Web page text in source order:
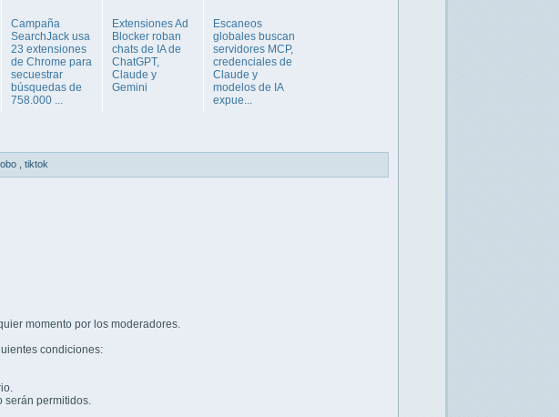
Campaña
SearchJack usa
23 extensiones
de Chrome para
secuestrar
búsquedas de
758.000 ...
Extensiones Ad
Blocker roban
chats de IA de
ChatGPT,
Claude y
Gemini
Escaneos
globales buscan
servidores MCP,
credenciales de
Claude y
modelos de IA
expue...
tiktok
momento por los moderadores.
condiciones:
serán permitidos.